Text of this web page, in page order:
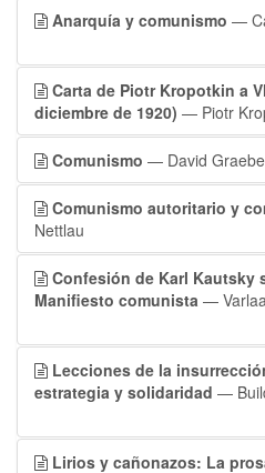
Anarquía y comunismo —
Carta de Piotr Kropotkin a
diciembre de 1920) — Piotr
Comunismo — David
Comunismo autoritario y
Nettlau
Confesión de Karl Kautsky
Manifiesto comunista —
Lecciones de la
estrategia y solidaridad —
Lirios y cañonazos: La